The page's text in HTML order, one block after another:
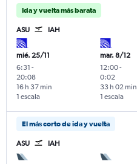
Ida y vuelta más barata
ASU IAH
mié. 25/11
6:31 -
20:08
1 escala
16 h 37 min
mar. 8/12
12:00-
0:02
1 escala
33 h 02 min
El más corto de ida y vuelta
ASU IAH